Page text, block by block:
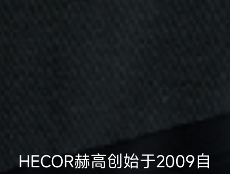
HECOR赫高创始于2009自